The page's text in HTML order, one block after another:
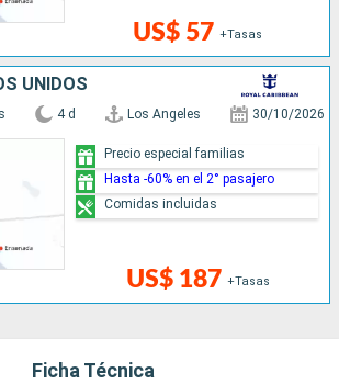
US$ 57 +Tasas
UNIDOS
4 d Los Angeles 30/10/2026
US$ 187 +Tasas
Precio especial familias
Hasta -60% en el 2° pasajero
Comidas incluidas
Ficha Técnica